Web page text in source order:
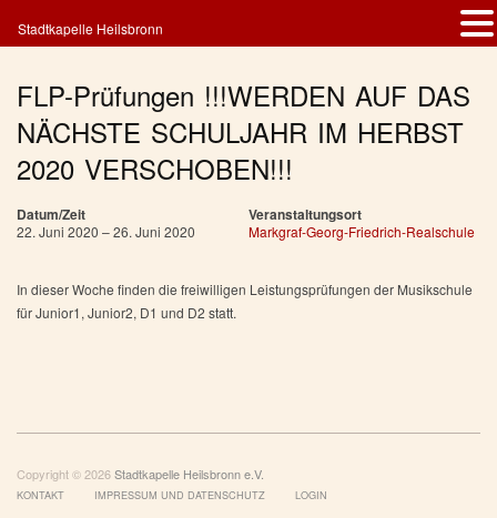
FLP-Prüfungen !!!WERDEN AUF DAS
NÄCHSTE SCHULJAHR IM HERBST
2020 VERSCHOBEN!!!
Datum/Zeit
22. Juni 2020 – 26. Juni 2020
Veranstaltungsort
Markgraf-Georg-Friedrich-Realschule
In dieser Woche finden die freiwilligen Leistungsprüfungen der Musikschule
für Junior1, Junior2, D1 und D2 statt.
Copyright © 2026Stadtkapelle Heilsbronn e.V.
KONTAKT IMPRESSUM UND DATENSCHUTZ LOGIN
Stadtkapelle Heilsbronn